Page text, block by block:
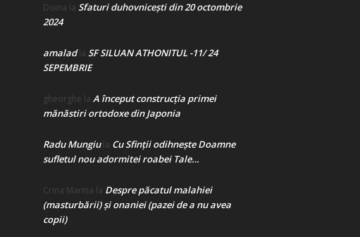
Doina la Sfaturi duhovnicești din 20 octombrie
2024
amaladla SF SILUAN ATHONITUL -11/ 24
SEPEMBRIE
gheorghe la A început construcţia primei
mănăstiri ortodoxe din Japonia
Radu Mungiula Cu Sfinții odihnește Doamne
sufletul nou adormitei roabei Tale…
Crina Marina la Despre păcatul malahiei
(masturbării) şi onaniei (pazei de a nu avea
copii)